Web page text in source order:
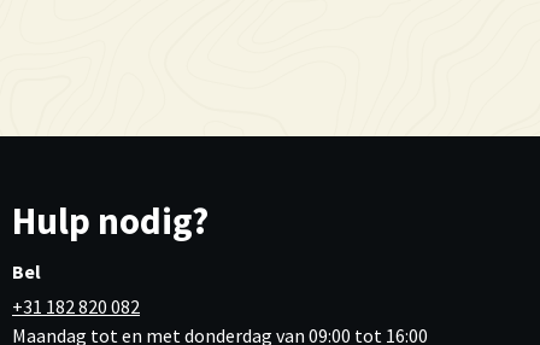
Hulp nodig?
Bel
+31 182 820 082
Maandag tot en met donderdag van 09:00 tot 16:00